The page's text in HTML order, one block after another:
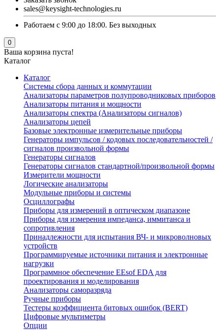
sales@keysight-technologies.ru
Работаем с 9:00 до 18:00. Без выходных
0
Ваша корзина пуста!
Каталог
Каталог
Cистемы сбора данных и коммутации
Анализаторы параметров полупроводниковых приборов
Анализаторы питания и мощности
Анализаторы спектра (Анализаторы сигналов)
Анализаторы цепей
Базовые электронные измерительные приборы
Генераторы импульсов / кодовых последовательностей /
сигналов произвольной формы
Генераторы сигналов
Генераторы сигналов стандартной/произвольной формы
Измерители мощности
Логические анализаторы
Модульные приборы и системы
Осциллографы
Приборы для измерений в оптическом диапазоне
Приборы для измерения импеданса, иммитанса и
сопротивления
Принадлежности для испытания ВЧ- и микроволновых
устройств
Программируемые источники питания и электронные
нагрузки
Программное обеспечение EEsof EDA для
проектирования и моделирования
Анализаторы саморазряда
Ручные приборы
Тестеры коэффициента битовых ошибок (BERT)
Цифровые мультиметры
Опции